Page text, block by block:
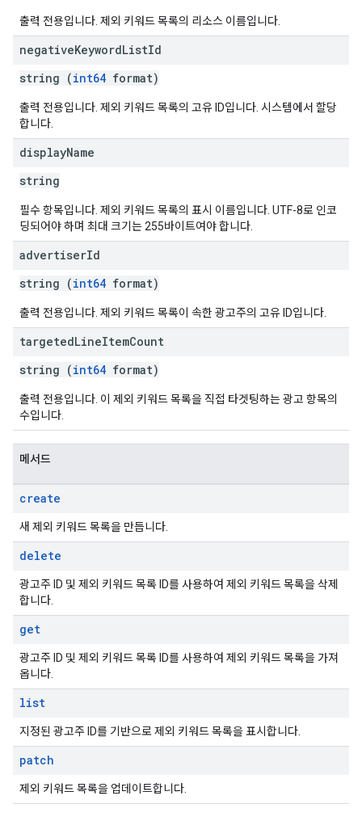
출력 전용입니다. 제외 키워드 목록의 리소스 이름입니다.
negativeKeywordListId
string (int64 format)
출력 전용입니다. 제외 키워드 목록의 고유 ID입니다. 시스템에서 할당
합니다.
displayName
string
필수 항목입니다. 제외 키워드 목록의 표시 이름입니다. UTF-8로 인코
딩되어야 하며 최대 크기는 255바이트여야 합니다.
advertiserId
string (int64 format)
출력 전용입니다. 제외 키워드 목록이 속한 광고주의 고유 ID입니다.
targetedLineItemCount
string (int64 format)
출력 전용입니다. 이 제외 키워드 목록을 직접 타겟팅하는 광고 항목의
수입니다.
메서드
create
새 제외 키워드 목록을 만듭니다.
delete
광고주 ID 및 제외 키워드 목록 ID를 사용하여 제외 키워드 목록을 삭제
합니다.
get
광고주 ID 및 제외 키워드 목록 ID를 사용하여 제외 키워드 목록을 가져
옵니다.
list
지정된 광고주 ID를 기반으로 제외 키워드 목록을 표시합니다.
patch
제외 키워드 목록을 업데이트합니다.